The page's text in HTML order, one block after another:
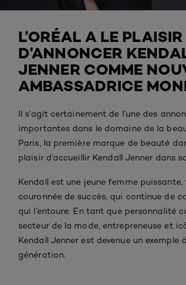
L’ORÉAL A LE PLAISIR
D’ANNONCER
JENNER COMME
AMBASSADRICE
Il s’agit certainement de l’une des
importantes dans le domaine de la
Paris, la première marque de beauté
plaisir d’accueillir Kendall Jenner dans
Kendall est une jeune femme
couronnée de succès, qui continue de
qui l’entoure. En tant que personnalité
secteur de la mode, entrepreneuse et
Kendall Jenner est devenue un exemple
génération.